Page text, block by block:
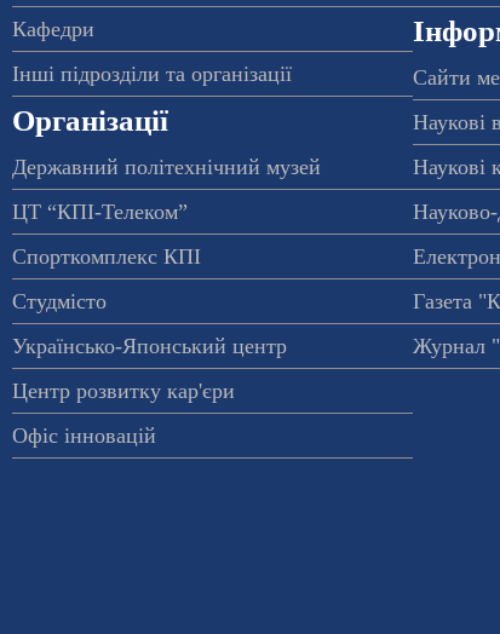
Кафедри
Інші підрозділи та організації
Організації
Державний політехнічний музей
ЦТ “КПІ-Телеком”
Спорткомплекс КПІ
Студмісто
Українсько-Японський центр
Центр розвитку кар'єри
Офіс інновацій
Сайти
Наукові
Наукові
Науково-
Газета
Журнал